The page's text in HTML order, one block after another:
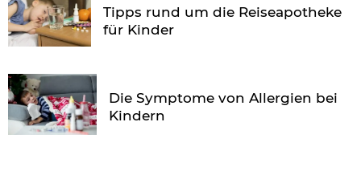
Tipps rund um die Reiseapotheke
für Kinder
Die Symptome von Allergien bei
Kindern